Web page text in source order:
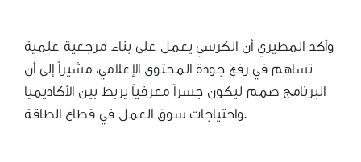
وأكد المطيري أن الكرسي يعمل على بناء مرجعية علمية
تساهم في رفع جودة المحتوى الإعلامي، مشيراً إلى أن
البرنامج صمم ليكون جسراً معرفياً يربط بين الأكاديميا
واحتياجات سوق العمل في قطاع الطاقة.